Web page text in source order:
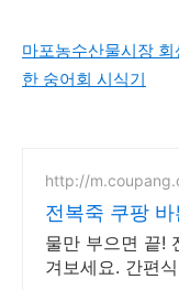
마포농수산물시장
한 숭어회 시식기
http://
전복죽 쿠팡
물만 부으면 끝!
겨보세요. 간편